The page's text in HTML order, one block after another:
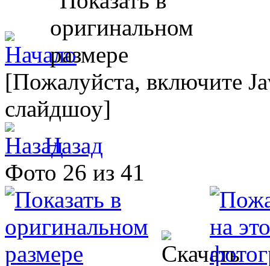
[Пожалуйста, включите
слайдшоу]
Назад
Фото 26 из 41